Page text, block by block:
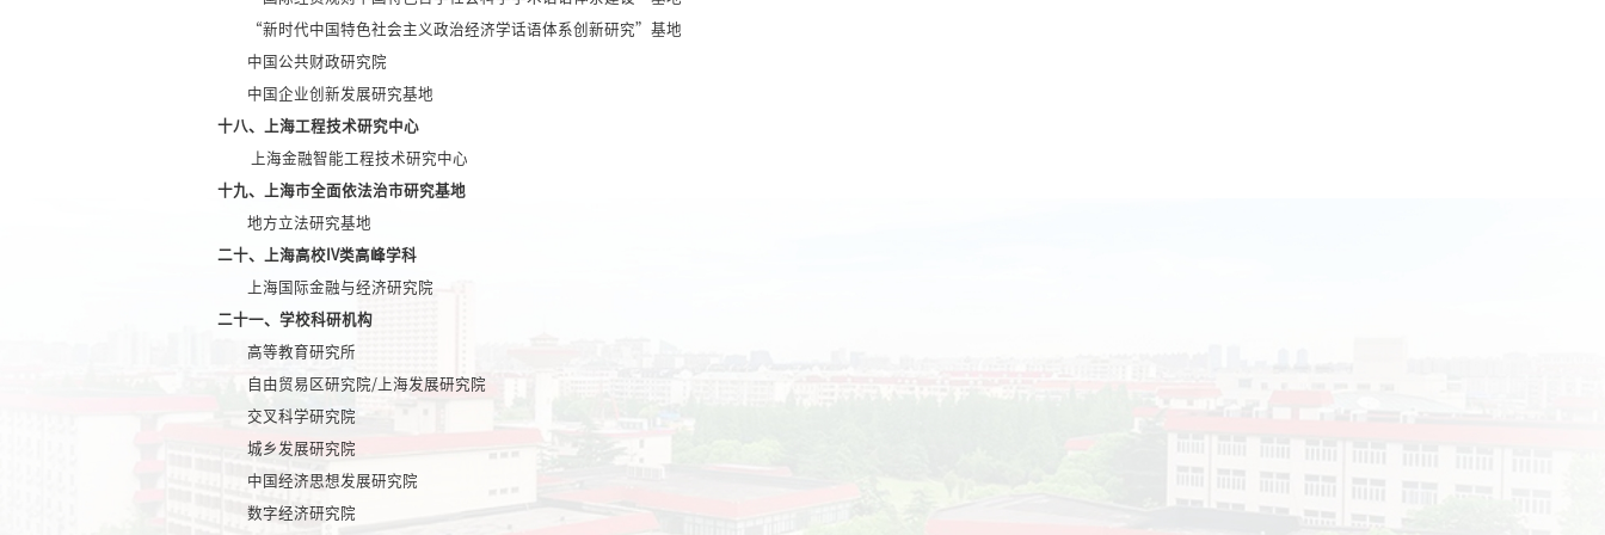
“新时代中国特色社会主义政治经济学话语体系创新研究”基地
中国公共财政研究院
中国企业创新发展研究基地
十八、上海工程技术研究中心
上海金融智能工程技术研究中心
十九、上海市全面依法治市研究基地
地方立法研究基地
二十、上海高校IV类高峰学科
上海国际金融与经济研究院
二十一、学校科研机构
高等教育研究所
自由贸易区研究院/上海发展研究院
交叉科学研究院
城乡发展研究院
中国经济思想发展研究院
数字经济研究院